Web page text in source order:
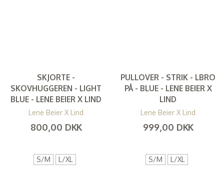
SKJORTE -
SKOVHUGGEREN - LIGHT
BLUE - LENE BEIER X LIND
Lene Beier X Lind
800,00 DKK
S/M L/XL
PULLOVER - STRIK - LBRO
PÅ - BLUE - LENE BEIER X
LIND
Lene Beier X Lind
999,00 DKK
S/M L/XL